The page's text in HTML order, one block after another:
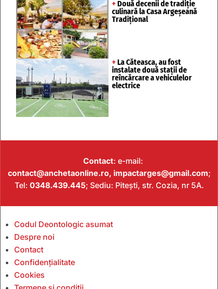
+ Două decenii de tradiție
culinară la Casa Argeșeană
Tradițional
+ La Căteasca, au fost
instalate două stații de
reîncărcare a vehiculelor
electrice
Contact: e-mail:
contact@anchetaonline.ro, impactarges@gmail.com;
Tel: 0348.439.445; Sediu: Pitești, str. Cozia, nr 5A.
Codul Deontologic asumat
Despre noi
Contact
Confidențialitate
Cookies